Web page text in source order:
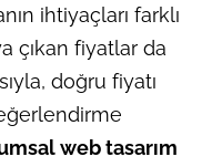
ihtiyaçları farklı
çıkan fiyatlar da
doğru fiyatı
web tasarım